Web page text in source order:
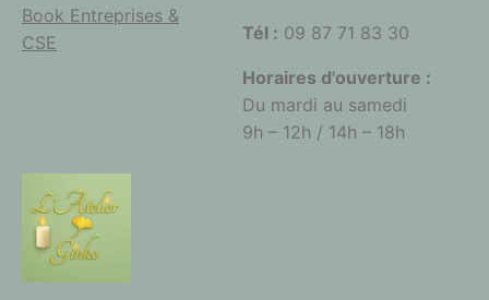
Book Entreprises &
CSE
Tél : 09 87 71 83 30
Horaires d'ouverture :
Du mardi au samedi
9h – 12h / 14h – 18h